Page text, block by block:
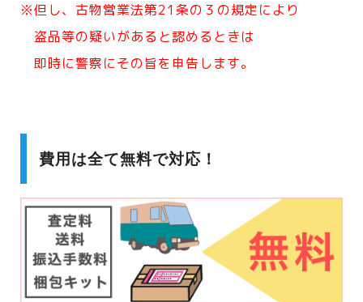
※但し、古物営業法第21条の３の規定により
盗品等の疑いがあると認めるときは
即時に警察にその旨を申告します。
費用は全て無料で対応！